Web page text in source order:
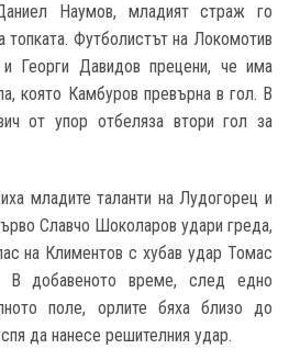
Наумов, младият страж го
топката. Футболистът на Локомотив
Георги Давидов прецени, че има
която Камбуров превърна в гол. В
от упор отбеляза втори гол за
младите таланти на Лудогорец и
Славчо Шоколаров удари греда,
на Климентов с хубав удар Томас
В добавеното време, след едно
поле, орлите бяха близо до
да нанесе решителния удар.